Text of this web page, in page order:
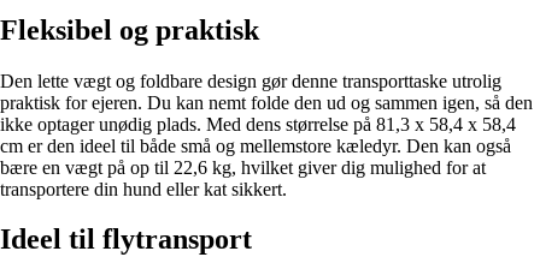
Fleksibel og praktisk
Den lette vægt og foldbare design gør denne transporttaske utrolig
praktisk for ejeren. Du kan nemt folde den ud og sammen igen, så den
ikke optager unødig plads. Med dens størrelse på 81,3 x 58,4 x 58,4
cm er den ideel til både små og mellemstore kæledyr. Den kan også
bære en vægt på op til 22,6 kg, hvilket giver dig mulighed for at
transportere din hund eller kat sikkert.
Ideel til flytransport